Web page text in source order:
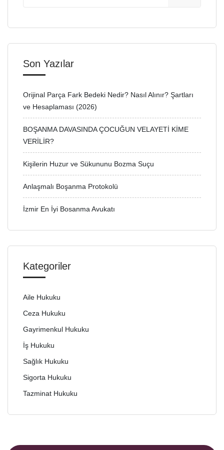
Son Yazılar
Orijinal Parça Fark Bedeki Nedir? Nasıl Alınır? Şartları
ve Hesaplaması (2026)
BOŞANMA DAVASINDA ÇOCUĞUN VELAYETİ KİME
VERİLİR?
Kişilerin Huzur ve Sükununu Bozma Suçu
Anlaşmalı Boşanma Protokolü
İzmir En İyi Bosanma Avukatı
Kategoriler
Aile Hukuku
Ceza Hukuku
Gayrimenkul Hukuku
İş Hukuku
Sağlık Hukuku
Sigorta Hukuku
Tazminat Hukuku